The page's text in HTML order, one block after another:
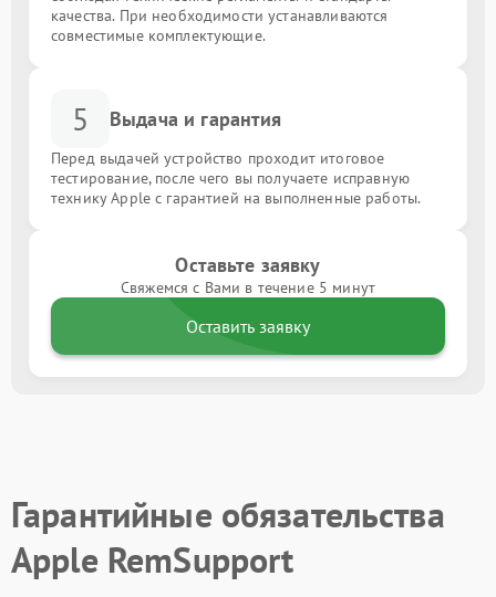
качества. При необходимости устанавливаются
совместимые комплектующие.
5 Выдача и гарантия
Перед выдачей устройство проходит итоговое
тестирование, после чего вы получаете исправную
технику Apple с гарантией на выполненные работы.
Оставьте заявку
Свяжемся с Вами в течение 5 минут
Оставить заявку
Гарантийные обязательства
Apple RemSupport